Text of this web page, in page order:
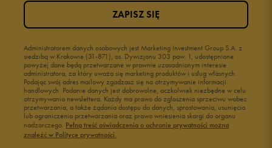
Administratorem danych osobowych jest Marketing Investment Group S.A. z
siedzibą w Krakowie (31-871), os. Dywizjonu 303 paw. 1, udostępnione
powyżej dane będą przetwarzane w prawnie uzasadnionym interesie
administratora, za który uważa się marketing produktów i usług własnych.
Podając swój adres mailowy zgadzasz się na otrzymywanie informacji
handlowych. Podanie danych jest dobrowolne, aczkolwiek niezbędne w celu
otrzymywania newslettera. Każdy ma prawo do zgłoszenia sprzeciwu wobec
przetwarzania, a także żądania dostępu do danych, sprostowania, usunięcia
lub ograniczenia przetwarzania oraz prawo wniesienia skargi do organu
nadzorczego. Pełną treść oświadczenia o ochronie prywatności można
znaleźć w Polityce prywatności.
ZAPISZ SIĘ